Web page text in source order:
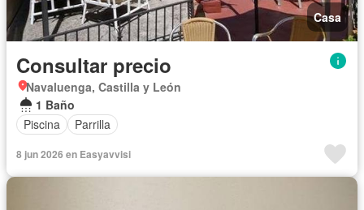
Casa
Consultar precio
Navaluenga, Castilla y León
1 Baño
Piscina
Parrilla
8 jun 2026 en Easyavvisi